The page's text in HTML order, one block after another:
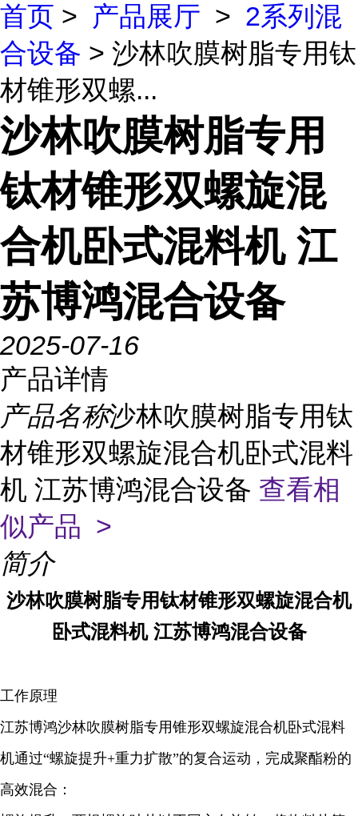
首页 > 产品展厅 > 2系列混
合设备 > 沙林吹膜树脂专用钛
材锥形双螺...
沙林吹膜树脂专用
钛材锥形双螺旋混
合机卧式混料机 江
苏博鸿混合设备
2025-07-16
产品详情
产品名称沙林吹膜树脂专用钛
材锥形双螺旋混合机卧式混料
机 江苏博鸿混合设备 查看相
似产品 >
简介
沙林吹膜树脂专用钛材锥形双螺旋混合机
卧式混料机 江苏博鸿混合设备
工作原理
江苏博鸿沙林吹膜树脂专用锥形双螺旋混合机卧式混料
机通过“螺旋提升+重力扩散”的复合运动，完成聚酯粉的
高效混合：